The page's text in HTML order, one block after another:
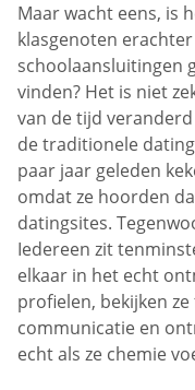
Maar wacht eens, is
klasgenoten
schoolaansluitingen
vinden? Het is niet
van de tijd
de traditionele
paar jaar geleden
omdat ze hoorden
datingsites.
Iedereen zit
elkaar in het echt
profielen, bekijken ze
communicatie en
echt als ze chemie